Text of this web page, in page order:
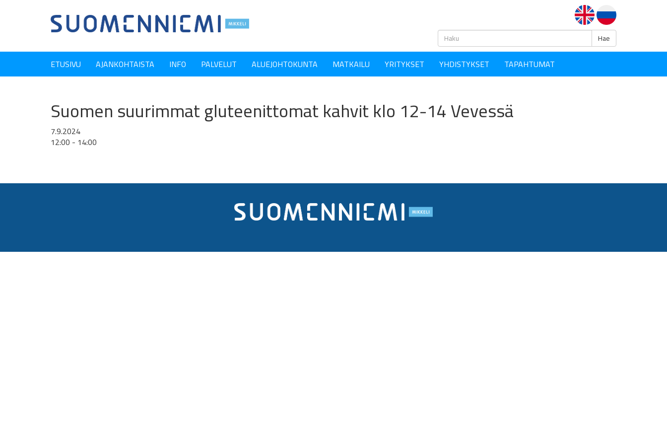
Haku
Hae
ETUSIVU AJANKOHTAISTA INFO PALVELUT ALUEJOHTOKUNTA MATKAILU YRITYKSET YHDISTYKSET TAPAHTUMAT
Suomen suurimmat gluteenittomat kahvit klo 12-14 Vevessä
7.9.2024
12:00 - 14:00